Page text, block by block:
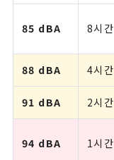
85 dBA 8시간
88 dBA 4시간
91 dBA 2시간
94 dBA 1시간